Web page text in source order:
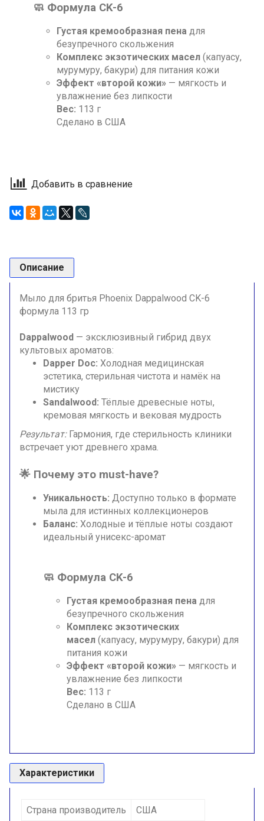
🧼 Формула CK-6
Густая кремообразная пена для
безупречного скольжения
Комплекс экзотических масел (капуасу,
мурумуру, бакури) для питания кожи
Эффект «второй кожи» — мягкость и
увлажнение без липкости
Вес: 113 г
Сделано в США
Добавить в сравнение
Описание
Мыло для бритья Phoenix Dappalwood CK-6
формула 113 гр
Dappalwood — эксклюзивный гибрид двух
культовых ароматов:
Dapper Doc: Холодная медицинская
эстетика, стерильная чистота и намёк на
мистику
Sandalwood: Тёплые древесные ноты,
кремовая мягкость и вековая мудрость
Результат:Гармония, где стерильность клиники
встречает уют древнего храма.
🌟 Почему это must-have?
Уникальность: Доступно только в формате
мыла для истинных коллекционеров
Баланс: Холодные и тёплые ноты создают
идеальный унисекс-аромат
🧼 Формула CK-6
Густая кремообразная пена для
безупречного скольжения
Комплекс экзотических
масел (капуасу, мурумуру, бакури) для
питания кожи
Эффект «второй кожи» — мягкость и
увлажнение без липкости
Вес: 113 г
Сделано в США
Характеристики
Страна производитель США